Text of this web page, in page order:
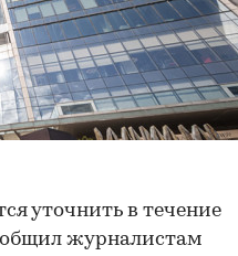
уточнить в течение
журналистам